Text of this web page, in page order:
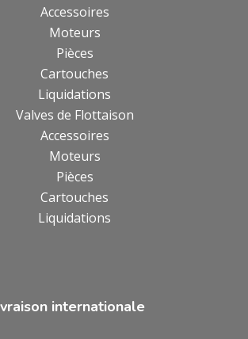
Accessoires
Moteurs
Pièces
Cartouches
Liquidations
Valves de Flottaison
Accessoires
Moteurs
Pièces
Cartouches
Liquidations
internationale